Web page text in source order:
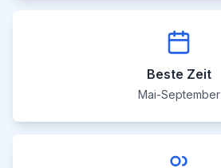
Beste Zeit
Mai-September